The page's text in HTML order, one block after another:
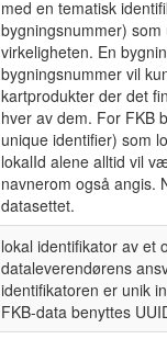
med en tematisk
bygningsnummer)
virkeligheten. En
bygningsnummer vil
kartprodukter der det
hver av dem. For FKB
unique identifier) som
lokalId alene alltid vil
navnerom også angis.
datasettet.
lokal identifikator av et
dataleverendørens
identifikatoren er unik
FKB-data benyttes